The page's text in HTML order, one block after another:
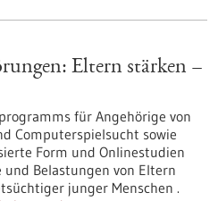
Eltern stärken –
für Angehörige von
Computerspielsucht sowie
Form und Onlinestudien
Belastungen von Eltern
junger Menschen .